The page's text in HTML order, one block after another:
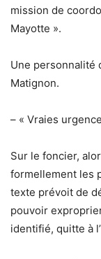
mission de
Mayotte ».
Une personnalité
Matignon.
– « Vraies
Sur le foncier,
formellement les
texte prévoit de
pouvoir
identifié, quitte à